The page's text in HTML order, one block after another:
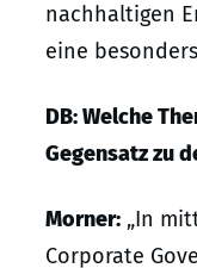
nachhaltigen
eine
DB: Welche
Gegensatz zu
Morner: „In
Corporate